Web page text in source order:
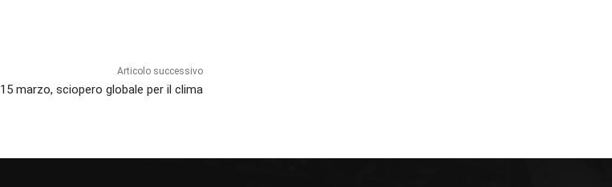
Articolo successivo
15 marzo, sciopero globale per il clima